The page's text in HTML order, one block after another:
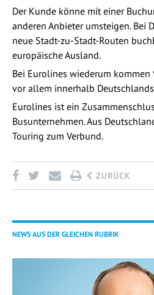
Der Kunde könne mit einer
anderen Anbieter umsteigen. Bei
neue Stadt-zu-Stadt-Routen
europäische Ausland.
Bei Eurolines wiederum
vor allem innerhalb
Eurolines ist ein
Busunternehmen. Aus
Touring zum Verbund.
ZURÜCK
NEWS AUS DER GLEICHEN RUBRIK